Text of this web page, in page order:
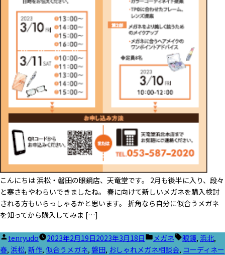
こんにちは 浜松・磐田の眼鏡店、天竜堂です。 2月も後半に入り、段々
と寒さもやわらいできましたね。 春に向けて新しいメガネを購入検討
される方もいらっしゃるかと思います。 折角なら自分に似合うメガネ
を知ってから購入してみま […]
投
稿
tenryudo 2023年2月19日2023年3月18日
カ
テ
メガネ
タ
グ:
眼鏡, 浜北,
春, 浜松, 新作, 似合うメガネ, 磐田, おしゃれメガネ相談会, コーディネー